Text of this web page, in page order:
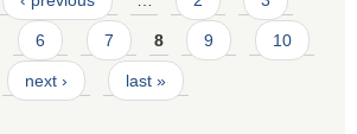
6 7 8 9 10
next › last »